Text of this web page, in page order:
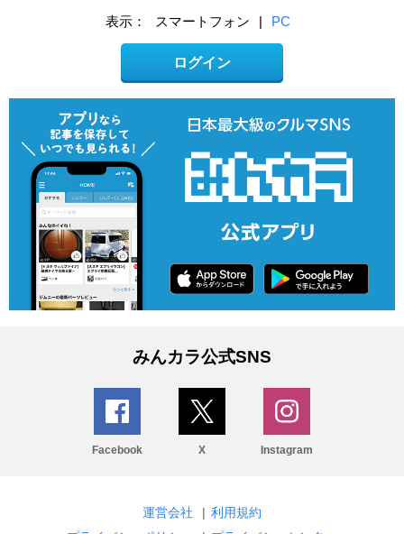
表示： スマートフォン | PC
ログイン
みんカラ公式SNS
Facebook X Instagram
運営会社 | 利用規約